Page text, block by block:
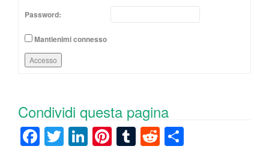
Password:
Mantienimi connesso
Accesso
Condividi questa pagina
F T Li Pi T R